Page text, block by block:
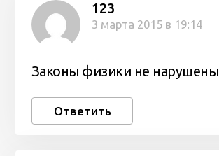
123
3 марта 2015 в 19:14
Законы физики не нарушены
Ответить